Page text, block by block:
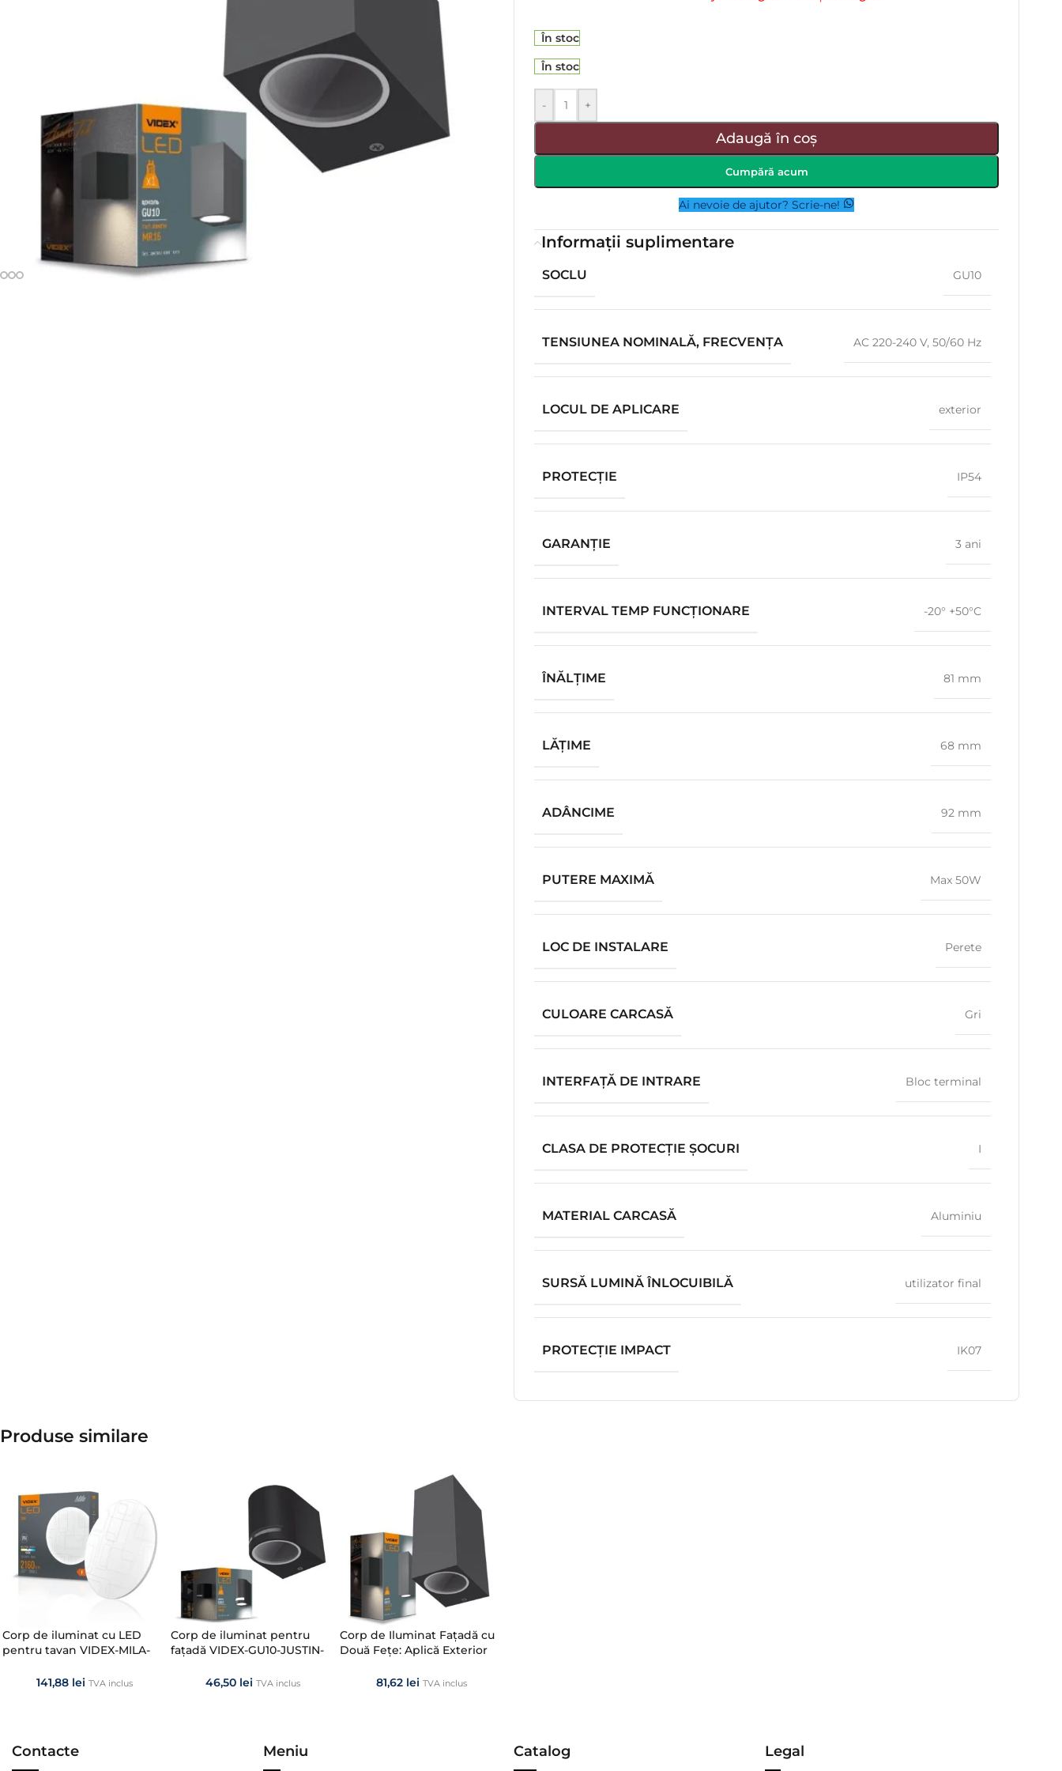
În stoc
În stoc
- +
Adaugă în coș
Cumpără acum
Ai nevoie de ajutor? Scrie-ne!
Informații suplimentare
SOCLU GU10
TENSIUNEA NOMINALĂ, FRECVENȚA AC 220-240 V, 50/60 Hz
LOCUL DE APLICARE exterior
PROTECŢIE IP54
GARANŢIE 3 ani
INTERVAL TEMP FUNCȚIONARE -20° +50°C
ÎNĂLŢIME 81 mm
LĂŢIME 68 mm
ADÂNCIME 92 mm
PUTERE MAXIMĂ Max 50W
LOC DE INSTALARE Perete
CULOARE CARCASĂ Gri
INTERFAȚĂ DE INTRARE Bloc terminal
CLASA DE PROTECȚIE ȘOCURI I
MATERIAL CARCASĂ Aluminiu
SURSĂ LUMINĂ ÎNLOCUIBILĂ utilizator final
PROTECŢIE IMPACT IK07
Produse similare​
Corp de iluminat cu LED
pentru tavan VIDEX-MILA-
141,88 lei TVA inclus
Corp de iluminat pentru
fațadă VIDEX-GU10-JUSTIN-
46,50 lei TVA inclus
Corp de Iluminat Fațadă cu
Două Fețe: Aplică Exterior
81,62 lei TVA inclus
Contacte Meniu Catalog Legal